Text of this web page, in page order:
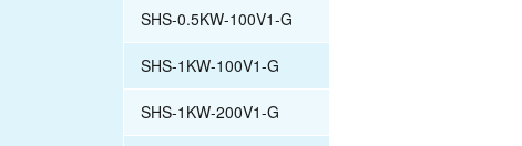
SHS-0.5KW-100V1-G
SHS-1KW-100V1-G
SHS-1KW-200V1-G